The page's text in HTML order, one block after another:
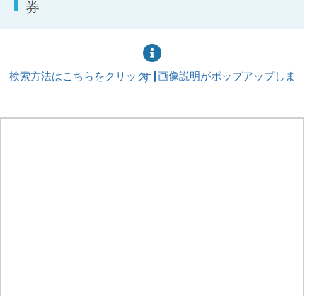
券
検索方法はこちらをクリック【画像説明がポップアップします】